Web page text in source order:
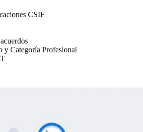
CSIF
y Categoría Profesional